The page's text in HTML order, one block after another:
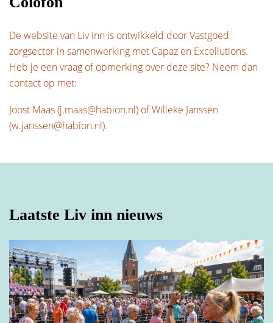
E-mailadres*
Privacy en nieuwsbrief
E-mailadres
Telefoonnummer*
Ik ga akkoord met het privacybeleid
*Verplichte velden
De website van Liv inn is ontwikkeld door Vastgoed
zorgsector in samenwerking met Capaz en Excellutions.
Heb je een vraag of opmerking over deze site? Neem dan
contact op met:
Joost Maas (j.maas@habion.nl) of Willeke Janssen
(w.janssen@habion.nl).
Laatste Liv inn nieuws